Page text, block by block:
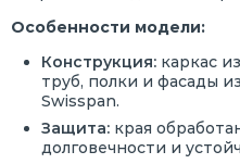
Особенности модели:
Конструкция: каркас
труб, полки и фасады
Swisspan.
Защита: края
долговечности и